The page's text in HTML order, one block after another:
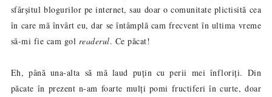
sfârșitul blogurilor pe internet, sau doar o comunitate plictisită cea
în care mă învârt eu, dar se întâmplă cam frecvent în ultima vreme
să-mi fie cam gol readerul. Ce păcat!
Eh, până una-alta să mă laud puțin cu perii mei înfloriți. Din
păcate în prezent n-am foarte mulți pomi fructiferi în curte, doar